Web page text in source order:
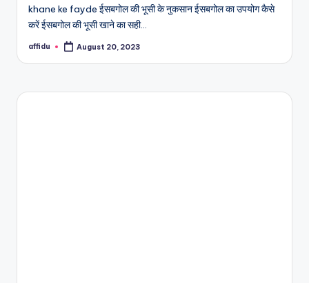
khane ke fayde ईसबगोल की भूसी के नुकसान ईसबगोल का उपयोग कैसे
करें ईसबगोल की भूसी खाने का सही…
Posted
affidu August 20, 2023